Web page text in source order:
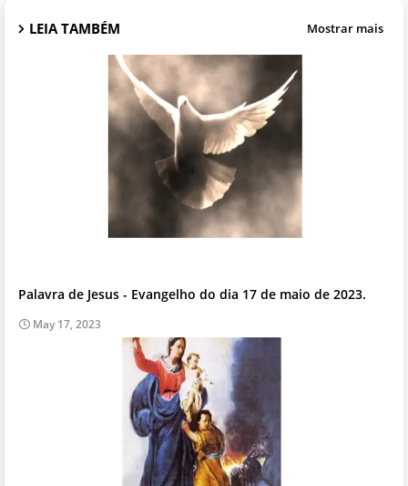
LEIA TAMBÉM Mostrar mais
Palavra de Jesus - Evangelho do dia 17 de maio de 2023.
May 17, 2023